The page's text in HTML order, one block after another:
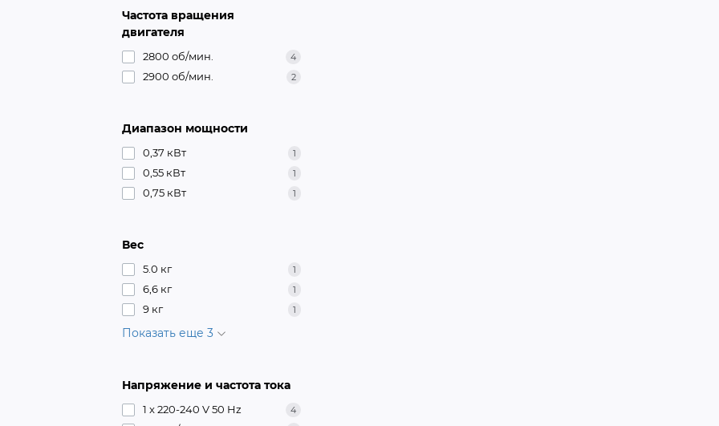
Частота вращения
двигателя
2800 об/мин. 4
2900 об/мин. 2
Диапазон мощности
0,37 кВт 1
0,55 кВт 1
0,75 кВт 1
Вес
5.0 кг 1
6,6 кг 1
9 кг 1
Показать еще 3
Напряжение и частота тока
1 x 220-240 V 50 Hz 4